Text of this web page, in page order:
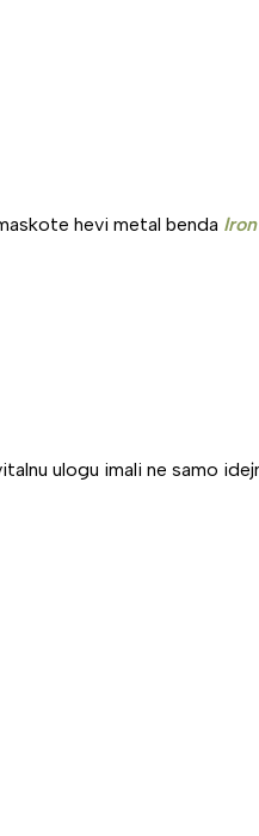
hevi metal benda
ulogu imali ne samo